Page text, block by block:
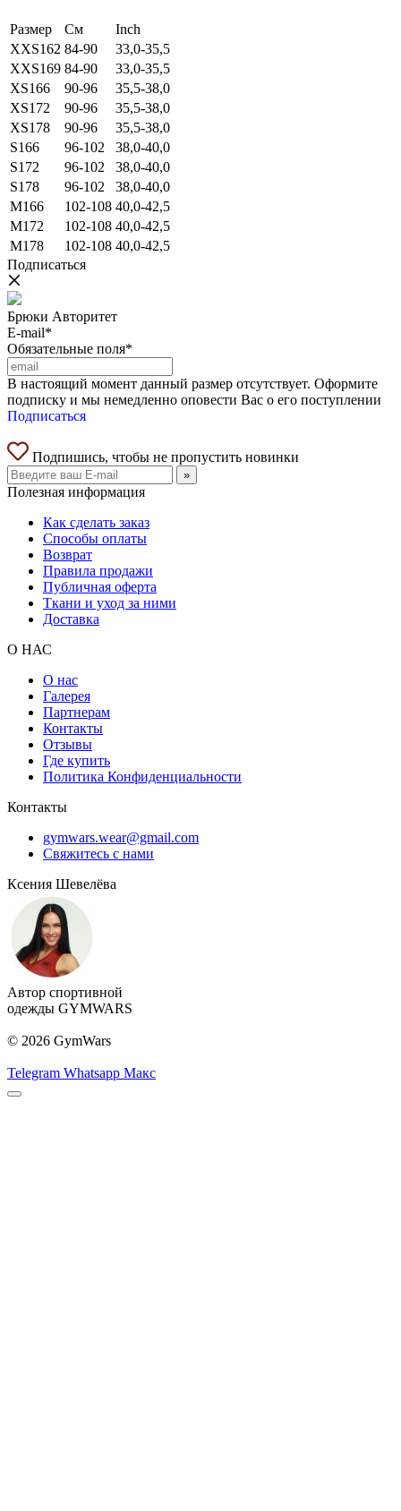
Размер См
Inch
XXS162 84-90
33,0-35,5
XXS169 84-90
33,0-35,5
XS166
90-96
35,5-38,0
XS172
90-96
35,5-38,0
XS178
90-96
35,5-38,0
S166
96-102
38,0-40,0
S172
96-102
38,0-40,0
S178
96-102
38,0-40,0
M166
102-108 40,0-42,5
M172
102-108 40,0-42,5
M178
102-108 40,0-42,5
Подписаться
Брюки Авторитет
E-mail*
Обязательные поля*
В настоящий момент данный размер отсутствует. Оформите
подписку и мы немедленно оповести Вас о его поступлении
Подписаться
Подпишись, чтобы не пропустить новинки
»
Полезная информация
Как сделать заказ
Способы оплаты
Возврат
Правила продажи
Публичная оферта
Ткани и уход за ними
Доставка
О НАС
О нас
Галерея
Партнерам
Контакты
Отзывы
Где купить
Политика Конфиденциальности
Контакты
gymwars.wear@gmail.com
Свяжитесь с нами
Ксения Шевелёва
Автор спортивной
одежды GYMWARS
© 2026 GymWars
Telegram Whatsapp Макс